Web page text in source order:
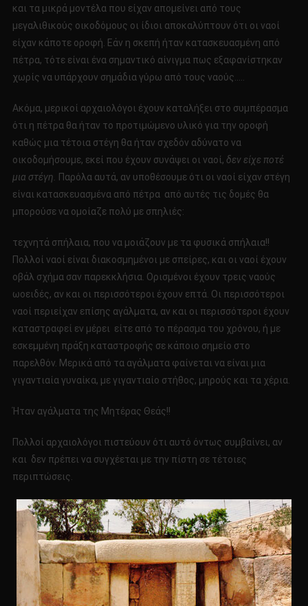
και τα μικρά μοντέλα που είχαν απομείνει από τους
μεγαλιθικούς οικοδόμους οι ίδιοι αποκαλύπτουν ότι οι ναοί
είχαν κάποτε οροφή. Εάν η σκεπή ήταν κατασκευασμένη από
πέτρα, τότε είναι ένα σημαντικό αίνιγμα πως εξαφανίστηκαν
χωρίς να υπάρχουν σημάδια γύρω από τους ναούς…..
Ακόμα, μερικοί αρχαιολόγοι έχουν καταλήξει στο συμπέρασμα
ότι η πέτρα θα ήταν το προτιμώμενο υλικό για την οροφή
καθώς μια τέτοια στέγη θα ήταν σχεδόν αδύνατο να
οικοδομήσουμε, εκεί που έχουν συνάψει οι ναοί, δεν είχε ποτέ
μια στέγη.
Παρόλα αυτά, αν υποθέσουμε ότι οι ναοί είχαν στέγη
είναι κατασκευασμένα από πέτρα από αυτές τις δομές θα
μπορούσε να ομοίαζε πολύ με σπηλιές:
τεχνητά σπήλαια, που να μοιάζουν με τα φυσικά σπήλαια!!
Πολλοί ναοί είναι διακοσμημένοι με σπείρες, και οι ναοί έχουν
οβάλ σχήμα σαν παρεκκλήσια. Ορισμένοι έχουν τρεις ναούς
ωοειδές, αν και οι περισσότεροι έχουν επτά. Οι περισσότεροι
ναοί περιείχαν επίσης αγάλματα, αν και οι περισσότεροι έχουν
καταστραφεί εν μέρει είτε από το πέρασμα του χρόνου, ή με
εσκεμμένη πράξη καταστροφής σε κάποιο σημείο στο
παρελθόν. Μερικά από τα αγάλματα φαίνεται να είναι μια
γιγαντιαία γυναίκα, με γιγαντιαίο στήθος, μηρούς και τα χέρια.
Ήταν αγάλματα της Μητέρας Θεάς!!
Πολλοί αρχαιολόγοι πιστεύουν ότι αυτό όντως συμβαίνει, αν
και δεν πρέπει να συγχέεται με την πίστη σε τέτοιες
περιπτώσεις.